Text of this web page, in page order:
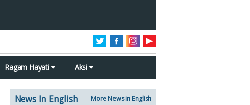
Ragam Hayati Aksi
News In English More News in English